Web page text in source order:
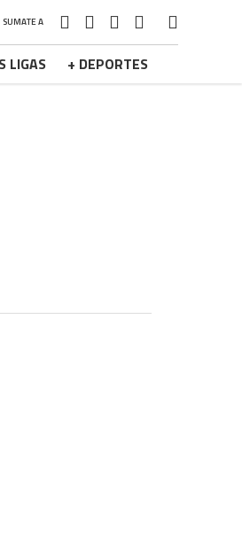
SUMATE A
LIGAS + DEPORTES